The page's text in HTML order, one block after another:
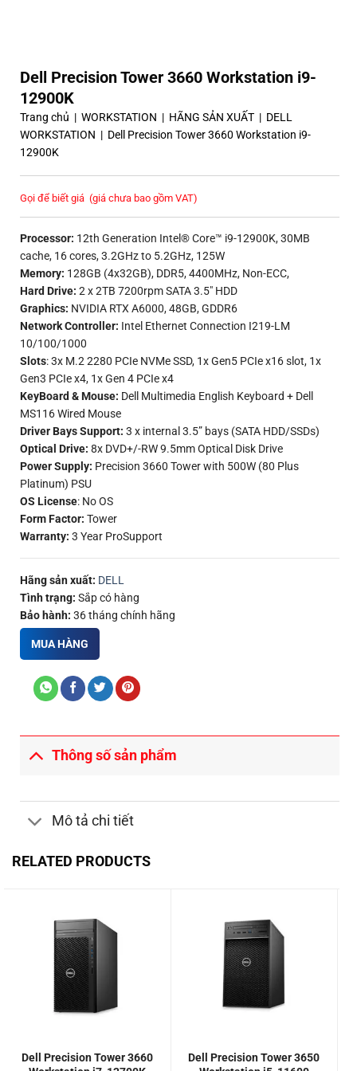
Dell Precision Tower 3660 Workstation i9-
12900K
Trang chủ | WORKSTATION | HÃNG SẢN XUẤT | DELL
WORKSTATION | Dell Precision Tower 3660 Workstation i9-
12900K
Gọi để biết giá (giá chưa bao gồm VAT)
Processor: 12th Generation Intel® Core™ i9-12900K, 30MB
cache, 16 cores, 3.2GHz to 5.2GHz, 125W
Memory: 128GB (4x32GB), DDR5, 4400MHz, Non-ECC,
Hard Drive: 2 x 2TB 7200rpm SATA 3.5″ HDD
Graphics: NVIDIA RTX A6000, 48GB, GDDR6
Network Controller: Intel Ethernet Connection I219-LM
10/100/1000
Slots: 3x M.2 2280 PCIe NVMe SSD, 1x Gen5 PCIe x16 slot, 1x
Gen3 PCIe x4, 1x Gen 4 PCIe x4
KeyBoard & Mouse: Dell Multimedia English Keyboard + Dell
MS116 Wired Mouse
Driver Bays Support: 3 x internal 3.5” bays (SATA HDD/SSDs)
Optical Drive: 8x DVD+/-RW 9.5mm Optical Disk Drive
Power Supply: Precision 3660 Tower with 500W (80 Plus
Platinum) PSU
OS License: No OS
Form Factor: Tower
Warranty: 3 Year ProSupport
Hãng sản xuất: DELL
Tình trạng: Sắp có hàng
Bảo hành: 36 tháng chính hãng
MUA HÀNG
Thông số sản phẩm
Mô tả chi tiết
RELATED PRODUCTS
Dell Precision Tower 3660
Dell Precision Tower 3650